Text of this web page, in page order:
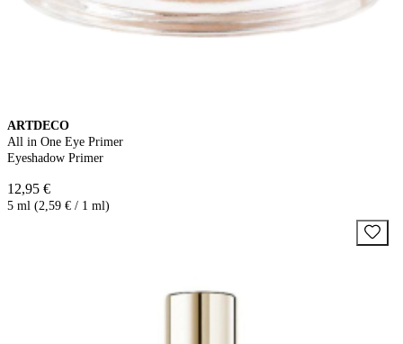
ARTDECO
All in One Eye Primer
Eyeshadow Primer
12,95 €
5 ml (2,59 € / 1 ml)